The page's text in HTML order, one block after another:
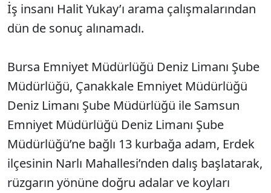
İş insanı Halit Yukay’ı arama çalışmalarından
dün de sonuç alınamadı.
Bursa Emniyet Müdürlüğü Deniz Limanı Şube
Müdürlüğü, Çanakkale Emniyet Müdürlüğü
Deniz Limanı Şube Müdürlüğü ile Samsun
Emniyet Müdürlüğü Deniz Limanı Şube
Müdürlüğü’ne bağlı 13 kurbağa adam, Erdek
ilçesinin Narlı Mahallesi’nden dalış başlatarak,
rüzgarın yönüne doğru adalar ve koyları